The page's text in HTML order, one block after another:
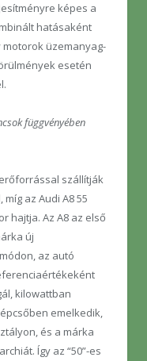
képes a
hatásaként
üzemanyag-
esetén
függvényében
szállítják
az Audi A8 55
hajtja. Az A8 az első
új
az autó
kilowattban
emelkedik,
és a márka
Így az “50”-es